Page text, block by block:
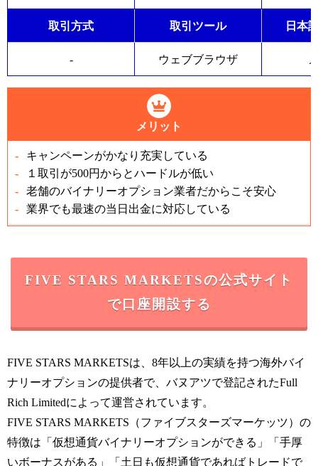
取引方式 取引ツール 日本
- ウェブブラウザ
メリット
キャンペーンがかなり充実している
１取引が500円からとハードルが低い
老舗のバイナリーオプション業者だからこそ安心
業界でも最速の当日出金に対応している
FIVE STARS MARKETSの公式サイト
で口座開設する
FIVE STARS MARKETSは、8年以上の実績を持つ海外バイ
ナリーオプションの提供者で、バヌアツで登記されたFull
Rich Limitedによって運営されています。
FIVE STARS MARKETS（ファイブスターズマーケッツ）の
特徴は「仮想通貨バイナリーオプションができる」「手厚
いボーナスがある」「土日も仮想通貨であればトレードで